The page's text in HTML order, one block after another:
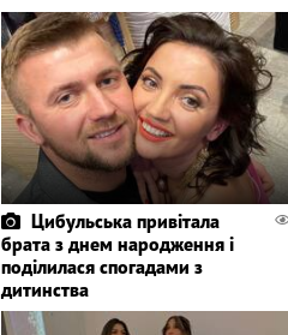
Цибульська привітала
брата з днем народження і
поділилася спогадами з
дитинства